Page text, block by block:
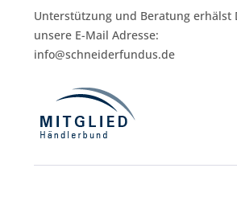
Unterstützung und Beratung erhälst
unsere E-Mail Adresse:
info@schneiderfundus.de